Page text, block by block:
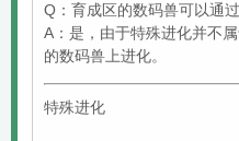
Q：育成区的数码兽可以通
A：是，由于特殊进化并不
的数码兽上进化。
特殊进化